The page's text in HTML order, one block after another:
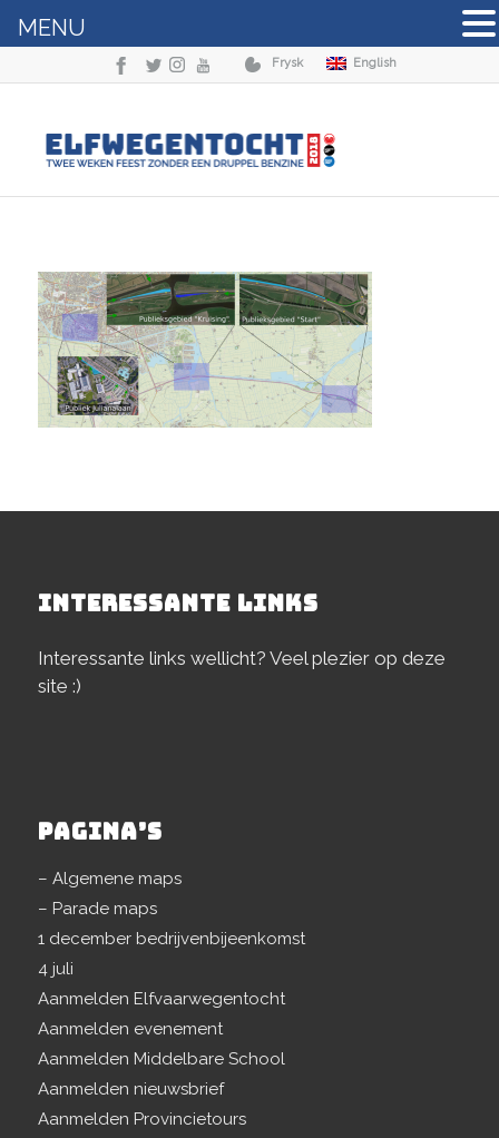
Frysk English
INTERESSANTE LINKS
Interessante links wellicht? Veel plezier op deze
site :)
PAGINA’S
– Algemene maps
– Parade maps
1 december bedrijvenbijeenkomst
4 juli
Aanmelden Elfvaarwegentocht
Aanmelden evenement
Aanmelden Middelbare School
Aanmelden nieuwsbrief
Aanmelden Provincietours
MENU